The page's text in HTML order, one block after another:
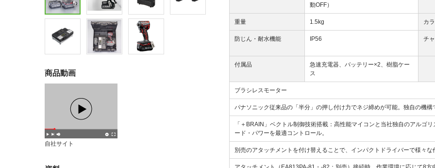
動OFF）
重量 1.5kg カ
防じん・耐水機能 IP56 チ
付属品
急速充電器、バッテリー×2、樹脂ケー
ス
ブラシレスモーター
パナソニック従来品の「半分」の押し付け力でネジ締めが可能。独自の機構
「＋BRAIN」ベクトル制御技術搭載：高性能マイコンと当社独自のアルゴ
ード・パワーを最適コントロール。
別売のアタッチメントを付け替えることで、インパクトドライバーで様々な
商品動画
自社サイト